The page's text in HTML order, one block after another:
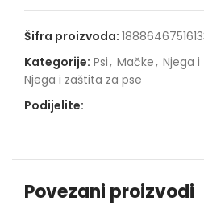
Šifra proizvoda:
Kategorije: Psi, Mačke, Njega
Njega i zaštita za pse
Podijelite:
Povezani proizvodi